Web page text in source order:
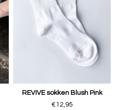
REVIVE sokken Blush Pink
€12,95